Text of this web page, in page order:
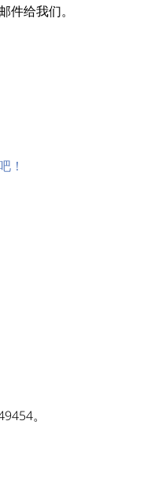
件给我们。
！
。